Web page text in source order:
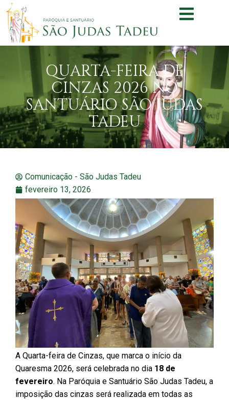
QUARTA-FEIRA DE
CINZAS 2026 NO
SANTUÁRIO SÃO JUDAS
TADEU
Comunicação - São Judas Tadeu
fevereiro 13, 2026
A Quarta-feira de Cinzas, que marca o início da
Quaresma 2026, será celebrada no dia 18 de
fevereiro. Na Paróquia e Santuário São Judas Tadeu, a
imposição das cinzas será realizada em todas as